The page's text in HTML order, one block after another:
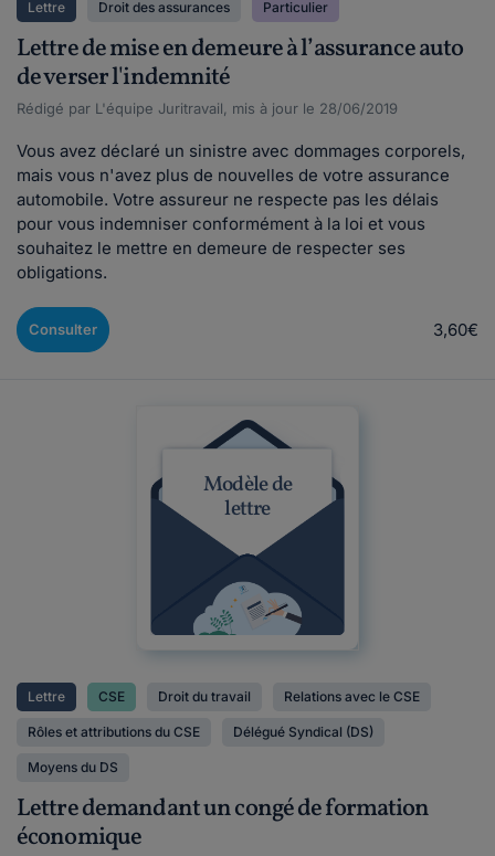
Lettre Droit des assurances Particulier
Lettre de mise en demeure à l’assurance auto
de verser l'indemnité
Rédigé par L'équipe Juritravail, mis à jour le 28/06/2019
Vous avez déclaré un sinistre avec dommages corporels,
mais vous n'avez plus de nouvelles de votre assurance
automobile. Votre assureur ne respecte pas les délais
pour vous indemniser conformément à la loi et vous
souhaitez le mettre en demeure de respecter ses
obligations.
Consulter 3,60€
Modèle de
lettre
Lettre CSE Droit du travail Relations avec le CSE
Rôles et attributions du CSE Délégué Syndical (DS)
Moyens du DS
Lettre demandant un congé de formation
économique